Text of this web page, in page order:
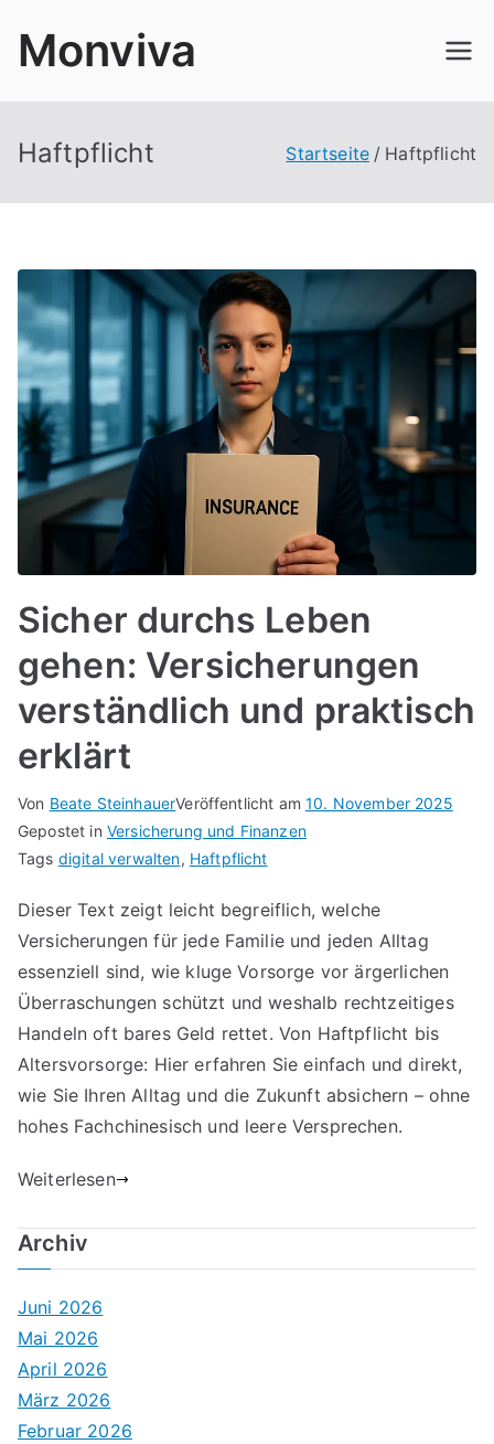
InhaltMonviva
Haftpflicht Startseite Haftpflicht
Sicher durchs Leben
gehen: Versicherungen
verständlich und praktisch
erklärt
Von Beate SteinhauerVeröffentlicht am10. November 2025
Gepostet in Versicherung und Finanzen
Tags digital verwalten, Haftpflicht
Dieser Text zeigt leicht begreiflich, welche
Versicherungen für jede Familie und jeden Alltag
essenziell sind, wie kluge Vorsorge vor ärgerlichen
Überraschungen schützt und weshalb rechtzeitiges
Handeln oft bares Geld rettet. Von Haftpflicht bis
Altersvorsorge: Hier erfahren Sie einfach und direkt,
wie Sie Ihren Alltag und die Zukunft absichern – ohne
hohes Fachchinesisch und leere Versprechen.
Weiterlesen
Archiv
Juni 2026
Mai 2026
April 2026
März 2026
Februar 2026